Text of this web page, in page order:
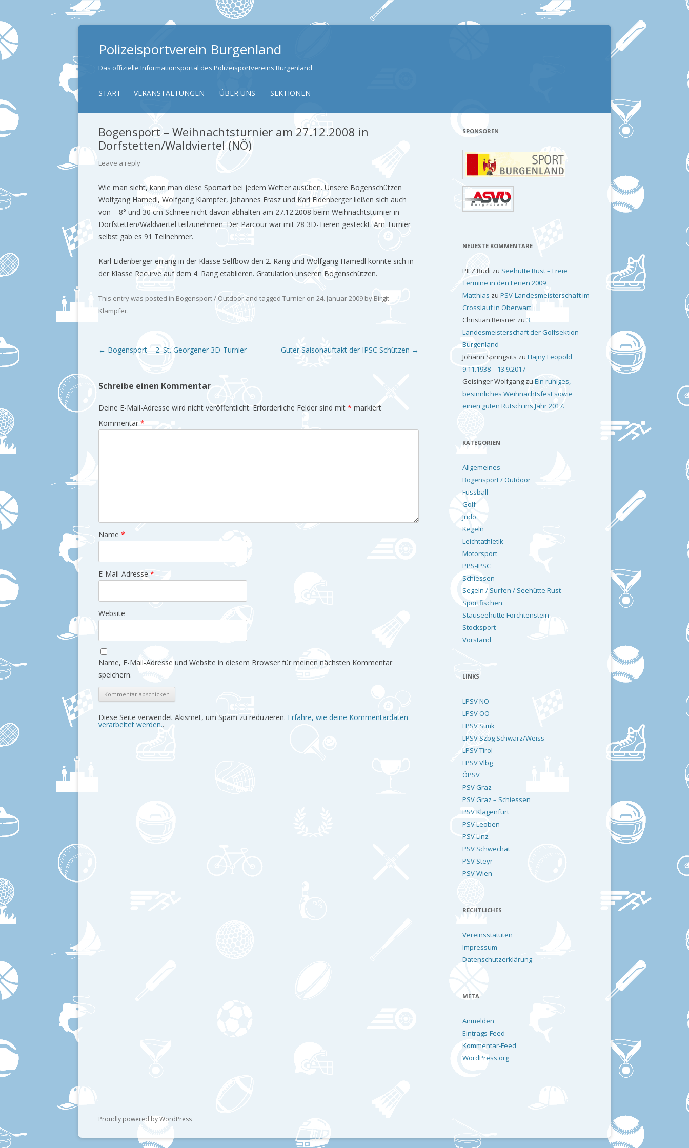
Polizeisportverein Burgenland
Das offizielle Informationsportal des Polizeisportvereins Burgenland
START VERANSTALTUNGEN ÜBER UNS SEKTIONEN
Bogensport – Weihnachtsturnier am 27.12.2008 in
Dorfstetten/Waldviertel (NÖ)
Leave a reply
Wie man sieht, kann man diese Sportart bei jedem Wetter ausüben. Unsere Bogenschützen
Wolfgang Hamedl, Wolfgang Klampfer, Johannes Frasz und Karl Eidenberger ließen sich auch
von – 8° und 30 cm Schnee nicht davon abhalten am 27.12.2008 beim Weihnachtsturnier in
Dorfstetten/Waldviertel teilzunehmen. Der Parcour war mit 28 3D-Tieren gesteckt. Am Turnier
selbst gab es 91 Teilnehmer.
Karl Eidenberger errang in der Klasse Selfbow den 2. Rang und Wolfgang Hamedl konnte sich in
der Klasse Recurve auf dem 4. Rang etablieren. Gratulation unseren Bogenschützen.
This entry was posted in Bogensport / Outdoor and tagged Turnier on 24. Januar 2009 by Birgit
Klampfer.
Post navigation
← Bogensport – 2. St. Georgener 3D-Turnier Guter Saisonauftakt der IPSC Schützen →
Schreibe einen Kommentar
Deine E-Mail-Adresse wird nicht veröffentlicht. Erforderliche Felder sind mit * markiert
Kommentar *
Name *
E-Mail-Adresse *
Website
Name, E-Mail-Adresse und Website in diesem Browser für meinen nächsten Kommentar
speichern.
Diese Seite verwendet Akismet, um Spam zu reduzieren. Erfahre, wie deine Kommentardaten
verarbeitet werden..
SPONSOREN
NEUESTE KOMMENTARE
PILZ Rudi zu Seehütte Rust – Freie
Termine in den Ferien 2009
Matthias zu PSV-Landesmeisterschaft im
Crosslauf in Oberwart
Christian Reisner zu 3.
Landesmeisterschaft der Golfsektion
Burgenland
Johann Springsits zu Hajny Leopold
9.11.1938 – 13.9.2017
Geisinger Wolfgang zu Ein ruhiges,
besinnliches Weihnachtsfest sowie
einen guten Rutsch ins Jahr 2017.
KATEGORIEN
Allgemeines
Bogensport / Outdoor
Fussball
Golf
Judo
Kegeln
Leichtathletik
Motorsport
PPS-IPSC
Schiessen
Segeln / Surfen / Seehütte Rust
Sportfischen
Stauseehütte Forchtenstein
Stocksport
Vorstand
LINKS
LPSV NÖ
LPSV OÖ
LPSV Stmk
LPSV Szbg Schwarz/Weiss
LPSV Tirol
LPSV Vlbg
ÖPSV
PSV Graz
PSV Graz – Schiessen
PSV Klagenfurt
PSV Leoben
PSV Linz
PSV Schwechat
PSV Steyr
PSV Wien
RECHTLICHES
Vereinsstatuten
Impressum
Datenschutzerklärung
META
Anmelden
Eintrags-Feed
Kommentar-Feed
WordPress.org
Proudly powered by WordPress